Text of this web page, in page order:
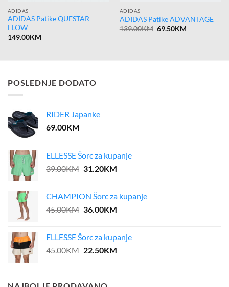
ADIDAS
ADIDAS Patike QUESTAR
FLOW
149.00KM
ADIDAS
ADIDAS Patike ADVANTAGE
139.00KM Original
69.50KMCurrent
POSLEDNJE DODATO
RIDER Japanke
69.00KM
ELLESSE Šorc za kupanje
39.00KM Original
39.00KM.
31.20KMCurrent
31.20KM.
CHAMPION Šorc za kupanje
45.00KM Original
45.00KM.
36.00KMCurrent
36.00KM.
ELLESSE Šorc za kupanje
45.00KM Original
45.00KM.
22.50KMCurrent